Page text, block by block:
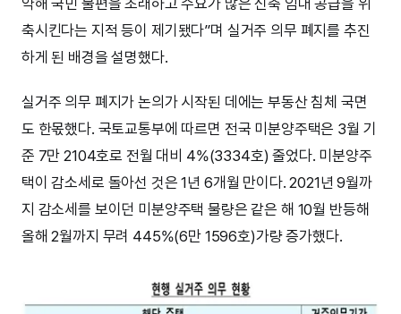
약해 국민 불편을 초래하고 수요가 많은 신축 임대 공급을 위
축시킨다는 지적 등이 제기됐다”며 실거주 의무 폐지를 추진
하게 된 배경을 설명했다.
실거주 의무 폐지가 논의가 시작된 데에는 부동산 침체 국면
도 한몫했다. 국토교통부에 따르면 전국 미분양주택은 3월 기
준 7만 2104호로 전월 대비 4%(3334호) 줄었다. 미분양주
택이 감소세로 돌아선 것은 1년 6개월 만이다. 2021년 9월까
지 감소세를 보이던 미분양주택 물량은 같은 해 10월 반등해
올해 2월까지 무려 445%(6만 1596호)가량 증가했다.